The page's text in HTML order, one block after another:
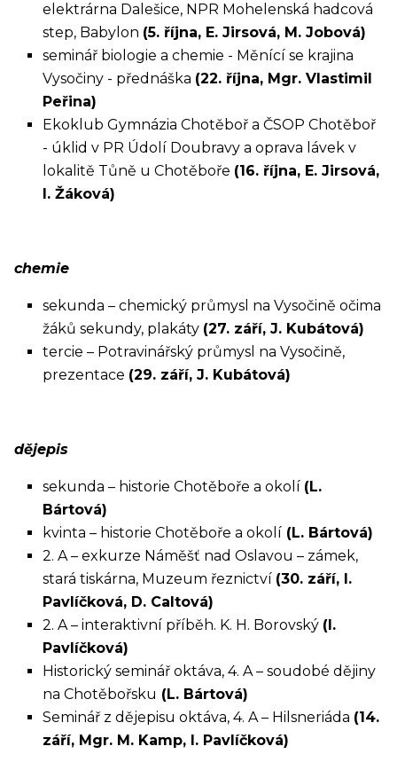
elektrárna Dalešice, NPR Mohelenská hadcová
step, Babylon (5. října, E. Jirsová, M. Jobová)
seminář biologie a chemie - Měnící se krajina
Vysočiny - přednáška (22. října, Mgr. Vlastimil
Peřina)
Ekoklub Gymnázia Chotěboř a ČSOP Chotěboř
- úklid v PR Údolí Doubravy a oprava lávek v
lokalitě Tůně u Chotěboře (16. října, E. Jirsová,
I. Žáková)
chemie
sekunda – chemický průmysl na Vysočině očima
žáků sekundy, plakáty (27. září, J. Kubátová)
tercie – Potravinářský průmysl na Vysočině,
prezentace (29. září, J. Kubátová)
dějepis
sekunda – historie Chotěboře a okolí (L.
Bártová)
kvinta – historie Chotěboře a okolí (L. Bártová)
2. A – exkurze Náměšť nad Oslavou – zámek,
stará tiskárna, Muzeum řeznictví (30. září, I.
Pavlíčková, D. Caltová)
2. A – interaktivní příběh. K. H. Borovský (I.
Pavlíčková)
Historický seminář oktáva, 4. A – soudobé dějiny
na Chotěbořsku (L. Bártová)
Seminář z dějepisu oktáva, 4. A – Hilsneriáda (14.
září, Mgr. M. Kamp, I. Pavlíčková)